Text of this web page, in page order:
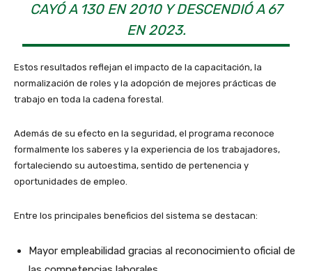
CAYÓ A 130 EN 2010 Y DESCENDIÓ A 67
EN 2023.
Estos resultados reflejan el impacto de la capacitación, la
normalización de roles y la adopción de mejores prácticas de
trabajo en toda la cadena forestal.
Además de su efecto en la seguridad, el programa reconoce
formalmente los saberes y la experiencia de los trabajadores,
fortaleciendo su autoestima, sentido de pertenencia y
oportunidades de empleo.
Entre los principales beneficios del sistema se destacan:
Mayor empleabilidad gracias al reconocimiento oficial de